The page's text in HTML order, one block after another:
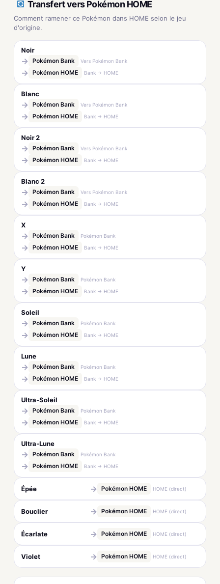
Transfert vers Pokémon HOME
Comment ramener ce Pokémon dans HOME selon le jeu
d'origine.
Noir
→ Pokémon Bank Vers Pokémon Bank
→ Pokémon HOME Bank → HOME
Blanc
→ Pokémon Bank Vers Pokémon Bank
→ Pokémon HOME Bank → HOME
Noir 2
→ Pokémon Bank Vers Pokémon Bank
→ Pokémon HOME Bank → HOME
Blanc 2
→ Pokémon Bank Vers Pokémon Bank
→ Pokémon HOME Bank → HOME
X
→ Pokémon Bank Pokémon Bank
→ Pokémon HOME Bank → HOME
Y
→ Pokémon Bank Pokémon Bank
→ Pokémon HOME Bank → HOME
Soleil
→ Pokémon Bank Pokémon Bank
→ Pokémon HOME Bank → HOME
Lune
→ Pokémon Bank Pokémon Bank
→ Pokémon HOME Bank → HOME
Ultra-Soleil
→ Pokémon Bank Pokémon Bank
→ Pokémon HOME Bank → HOME
Ultra-Lune
→ Pokémon Bank Pokémon Bank
→ Pokémon HOME Bank → HOME
Épée → Pokémon HOME HOME (direct)
Bouclier → Pokémon HOME HOME (direct)
Écarlate → Pokémon HOME HOME (direct)
Violet → Pokémon HOME HOME (direct)